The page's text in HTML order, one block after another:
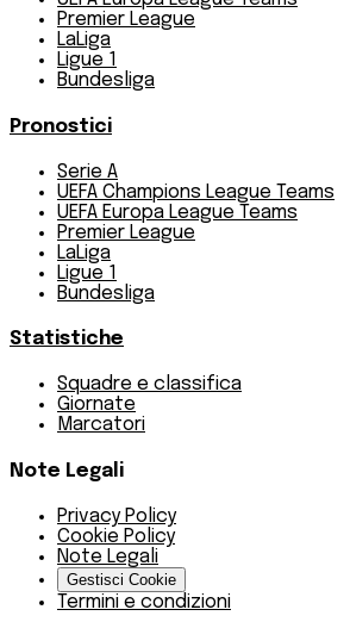
Premier League
LaLiga
Ligue 1
Bundesliga
Pronostici
Serie A
UEFA Champions League Teams
UEFA Europa League Teams
Premier League
LaLiga
Ligue 1
Bundesliga
Statistiche
Squadre e classifica
Giornate
Marcatori
Note Legali
Privacy Policy
Cookie Policy
Note Legali
Gestisci Cookie
Termini e condizioni